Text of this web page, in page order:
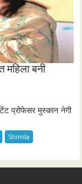
महिला बनी
प्रोफेसर मुस्कान नेगी
Shimla